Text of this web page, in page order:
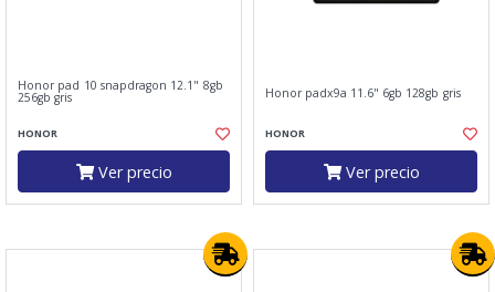
Honor pad 10 snapdragon 12.1" 8gb
256gb gris
HONOR
Ver precio
Honor padx9a 11.6" 6gb 128gb gris
HONOR
Ver precio